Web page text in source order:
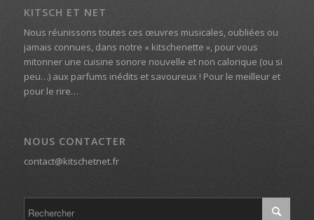
KITSCH ET NET
Nous réunissons toutes ces œuvres musicales, oubliées ou
jamais connues, dans notre « kitschenette », pour vous
mitonner une cuisine sonore nouvelle et non calorique (ou si
peu…) aux parfums inédits et savoureux ! Pour le meilleur et
pour le rire…
NOUS CONTACTER
contact@kitschetnet.fr